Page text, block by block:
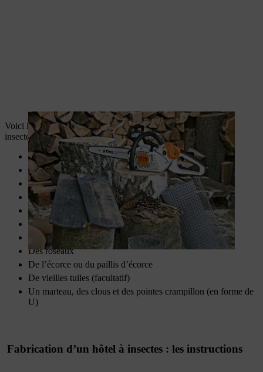
Voici le matériel nécessaire pour la fabrication de votre hôtel à
insectes :
Rondin
Une tronçonneuse (ex.STIHL MS 151 C)
Une perceuse
Une pince
Un chevalet de sciage ou un établi
Du grillage métallique
Des pommes de pin
Des roseaux
De l’écorce ou du paillis d’écorce
De vieilles tuiles (facultatif)
Un marteau, des clous et des pointes crampillon (en forme de
U)
Fabrication d’un hôtel à insectes : les instructions